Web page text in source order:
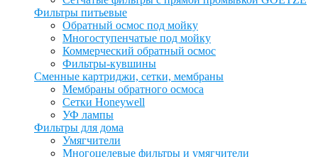
Фильтры питьевые
Обратный осмос под мойку
Многоступенчатые под мойку
Коммерческий обратный осмос
Фильтры-кувшины
Сменные картриджи, сетки, мембраны
Мембраны обратного осмоса
Сетки Honeywell
УФ лампы
Фильтры для дома
Умягчители
Многоцелевые фильтры и умягчители